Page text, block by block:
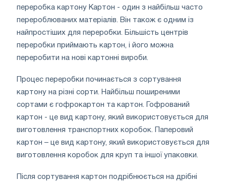
переробка картону Картон - один з найбільш часто
перероблюваних матеріалів. Він також є одним із
найпростіших для переробки. Більшість центрів
переробки приймають картон, і його можна
переробити на нові картонні вироби.
Процес переробки починається з сортування
картону на різні сорти. Найбільш поширеними
сортами є гофрокартон та картон. Гофрований
картон - це вид картону, який використовується для
виготовлення транспортних коробок. Паперовий
картон – це вид картону, який використовується для
виготовлення коробок для круп та іншої упаковки.
Після сортування картон подрібнюється на дрібні